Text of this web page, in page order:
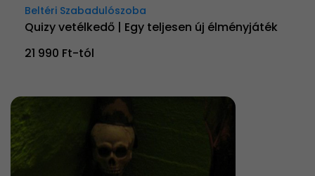
Beltéri Szabadulószoba
Quizy vetélkedő | Egy teljesen új élményjáték
21 990 Ft-tól